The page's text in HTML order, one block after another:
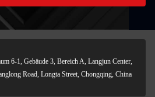
6-1, Gebäude 3, Bereich A, Langjun Center,
Road, Longta Street, Chongqing, China